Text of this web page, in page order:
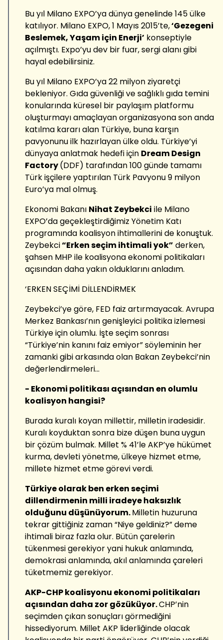
Bu yıl Milano EXPO’ya dünya genelinde 145 ülke
katılıyor. Milano EXPO, 1 Mayıs 2015’te,‘Gezegeni
Beslemek, Yaşam için Enerji’ konseptiyle
açılmıştı. Expo’yu dev bir fuar, sergi alanı gibi
hayal edebilirsiniz.
Bu yıl Milano EXPO’ya 22 milyon ziyaretçi
bekleniyor. Gıda güvenliği ve sağlıklı gıda temini
konularında küresel bir paylaşım platformu
oluşturmayı amaçlayan organizasyona son anda
katılma kararı alan Türkiye, buna karşın
pavyonunu ilk hazırlayan ülke oldu. Türkiye’yi
dünyaya anlatmak hedefi için Dream Design
Factory(DDF) tarafından 100 günde tamamı
Türk işçilere yaptırılan Türk Pavyonu 9 milyon
Euro’ya mal olmuş.
Ekonomi Bakanı Nihat Zeybekci ile Milano
EXPO’da geçekleştirdiğimiz Yönetim Katı
programında koalisyon ihtimallerini de konuştuk.
Zeybekci“Erken seçim ihtimali yok” derken,
şahsen MHP ile koalisyona ekonomi politikaları
açısından daha yakın olduklarını anladım.
‘ERKEN SEÇİMİ DİLLENDİRMEK
Zeybekci’ye göre, FED faiz artırmayacak. Avrupa
Merkez Bankası’nın genişleyici politika izlemesi
Türkiye için olumlu. İşte seçim sonrası
“Türkiye’nin kanını faiz emiyor” söyleminin her
zamanki gibi arkasında olan Bakan Zeybekci’nin
değerlendirmeleri...
- Ekonomi politikası açısından en olumlu
koalisyon hangisi?
Burada kuralı koyan millettir, milletin iradesidir.
Kuralı koyduktan sonra bize düşen buna uygun
bir çözüm bulmak. Millet % 41’le AKP’ye hükümet
kurma, devleti yönetme, ülkeye hizmet etme,
millete hizmet etme görevi verdi.
Türkiye olarak ben erken seçimi
dillendirmenin milli iradeye haksızlık
olduğunu düşünüyorum.Milletin huzuruna
tekrar gittiğiniz zaman “Niye geldiniz?” deme
ihtimali biraz fazla olur. Bütün çarelerin
tükenmesi gerekiyor yani hukuk anlamında,
demokrasi anlamında, akıl anlamında çareleri
tüketmemiz gerekiyor.
AKP-CHP koalisyonu ekonomi politikaları
açısından daha zor gözüküyor.CHP’nin
seçimden çıkan sonuçları görmediğini
hissediyorum. Millet AKP liderliğinde olacak